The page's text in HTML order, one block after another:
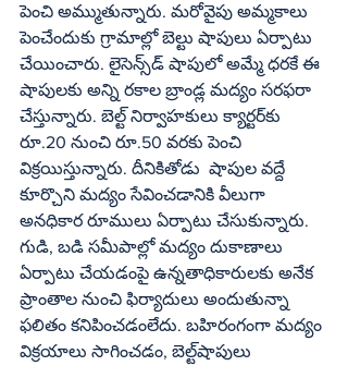
పెంచి అమ్ముతున్నారు. మరోవైపు అమ్మకాలు
పెంచేందుకు గ్రామాల్లో బెల్టు షాపులు ఏర్పాటు
చేయించారు. లైసెన్స్‌డ్‌ షాపులో అమ్మే ధరకే ఈ
షాపులకు అన్ని రకాల బ్రాండ్ల మద్యం సరఫరా
చేస్తున్నారు. బెల్ట్‌ నిర్వాహకులు క్యార్టర్‌కు
రూ.20 నుంచి రూ.50 వరకు పెంచి
విక్రయిస్తున్నారు. దీనికితోడు  షాపుల వద్దే
కూర్చొని మద్యం సేవించడానికి వీలుగా
అనధికార రూములు ఏర్పాటు చేసుకున్నారు.
గుడి, బడి సమీపాల్లో మద్యం దుకాణాలు
ఏర్పాటు చేయడంపై ఉన్నతాధికారులకు అనేక
ప్రాంతాల నుంచి ఫిర్యాదులు అందుతున్నా
ఫలితం కనిపించడంలేదు. బహిరంగంగా మద్యం
విక్రయాలు సాగించడం, బెల్ట్‌షాపులు